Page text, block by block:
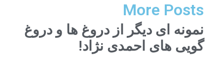
More Posts
نمونه ای دیگر از دروغ ها و دروغ
گویی های احمدی نژاد!